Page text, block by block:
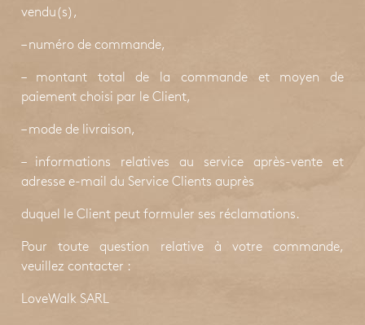
vendu(s),
– numéro de commande,
– montant total de la commande et moyen de
paiement choisi par le Client,
– mode de livraison,
– informations relatives au service après-vente et
adresse e-mail du Service Clients auprès
duquel le Client peut formuler ses réclamations.
Pour toute question relative à votre commande,
veuillez contacter :
LoveWalk SARL